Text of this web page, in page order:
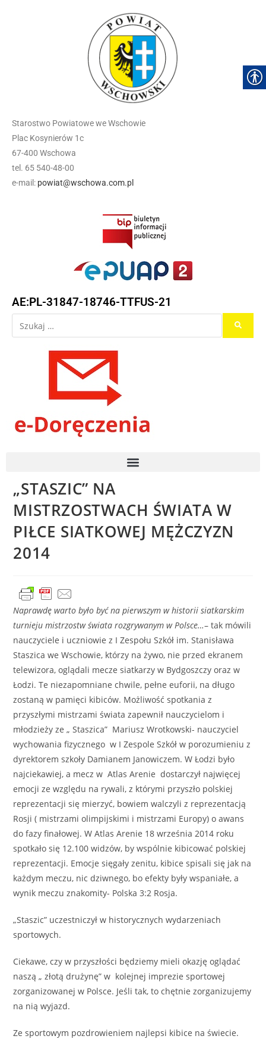
Starostwo Powiatowe we Wschowie
Plac Kosynierów 1c
67-400 Wschowa
tel. 65 540-48-00
e-mail: powiat@wschowa.com.pl
AE:PL-31847-18746-TTFUS-21
„STASZIC” NA
MISTRZOSTWACH ŚWIATA W
PIŁCE SIATKOWEJ MĘŻCZYZN
2014
Naprawdę warto było być na pierwszym w historii siatkarskim
turnieju mistrzostw świata rozgrywanym w Polsce…– tak mówili
nauczyciele i uczniowie z I Zespołu Szkół im. Stanisława
Staszica we Wschowie, którzy na żywo, nie przed ekranem
telewizora, oglądali mecze siatkarzy w Bydgoszczy oraz w
Łodzi. Te niezapomniane chwile, pełne euforii, na długo
zostaną w pamięci kibiców. Możliwość spotkania z
przyszłymi mistrzami świata zapewnił nauczycielom i
młodzieży ze „ Staszica” Mariusz Wrotkowski- nauczyciel
wychowania fizycznego w I Zespole Szkół w porozumieniu z
dyrektorem szkoły Damianem Janowiczem. W Łodzi było
najciekawiej, a mecz w Atlas Arenie dostarczył najwięcej
emocji ze względu na rywali, z którymi przyszło polskiej
reprezentacji się mierzyć, bowiem walczyli z reprezentacją
Rosji ( mistrzami olimpijskimi i mistrzami Europy) o awans
do fazy finałowej. W Atlas Arenie 18 września 2014 roku
spotkało się 12.100 widzów, by wspólnie kibicować polskiej
reprezentacji. Emocje sięgały zenitu, kibice spisali się jak na
każdym meczu, nic dziwnego, bo efekty były wspaniałe, a
wynik meczu znakomity- Polska 3:2 Rosja.
„Staszic” uczestniczył w historycznych wydarzeniach
sportowych.
Ciekawe, czy w przyszłości będziemy mieli okazję oglądać
naszą „ złotą drużynę” w kolejnej imprezie sportowej
zorganizowanej w Polsce. Jeśli tak, to chętnie zorganizujemy
na nią wyjazd.
Ze sportowym pozdrowieniem najlepsi kibice na świecie.